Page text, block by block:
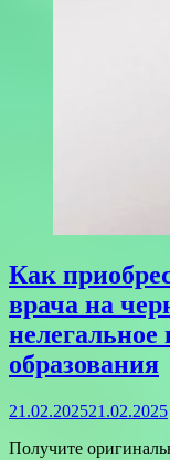
Как
врача на
нелегальное
образования
21.02.202521.02.2025
Получите